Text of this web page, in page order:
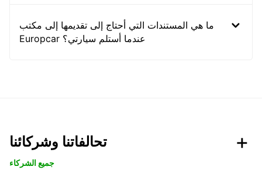
ما هي المستندات التي أحتاج إلى تقديمها إلى مكتب
Europcar عندما أستلم سيارتي؟
تحالفاتنا وشركائنا
جميع الشركاء